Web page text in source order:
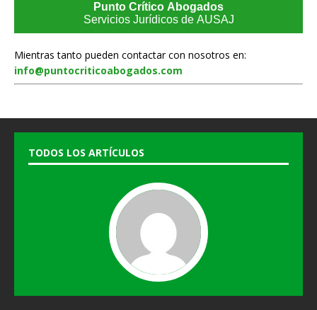
Punto Crítico Abogados
Servicios Jurídicos de AUSAJ
Mientras tanto pueden contactar con nosotros en:
info@puntocriticoabogados.com
TODOS LOS ARTÍCULOS